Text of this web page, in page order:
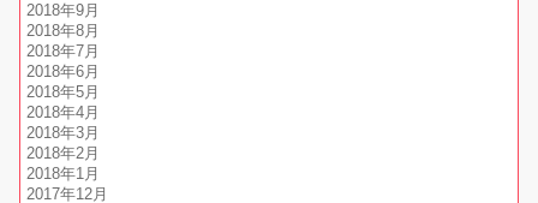
2018年9月
2018年8月
2018年7月
2018年6月
2018年5月
2018年4月
2018年3月
2018年2月
2018年1月
2017年12月